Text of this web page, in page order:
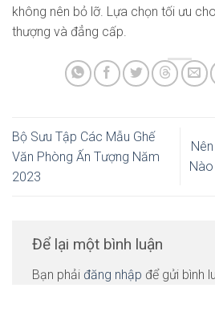
không nên bỏ lỡ. Lựa chọn tối ưu
thượng và đẳng cấp.
Bộ Sưu Tập Các Mẫu Ghế
Văn Phòng Ấn Tượng Năm
2023
Để lại một bình luận
Bạn phải đăng nhập để gửi bình